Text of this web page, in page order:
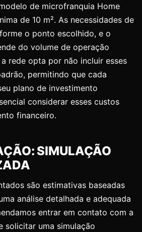
de microfranquia Home
de 10 m². As necessidades de
o ponto escolhido, e o
do volume de operação
rede opta por não incluir esses
permitindo que cada
plano de investimento
considerar esses custos
financeiro.
SIMULAÇÃO
são estimativas baseadas
análise detalhada e adequada
entrar em contato com a
solicitar uma simulação